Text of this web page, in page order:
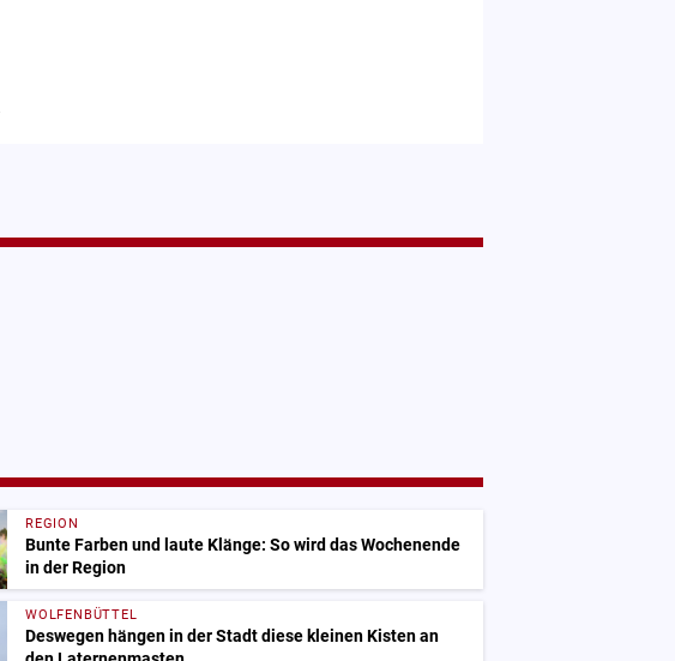
REGION
Bunte Farben und laute Klänge: So wird das Wochenende
in der Region
WOLFENBÜTTEL
Deswegen hängen in der Stadt diese kleinen Kisten an